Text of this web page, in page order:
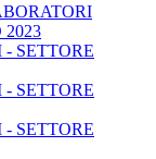
SETTORE
SETTORE
SETTORE